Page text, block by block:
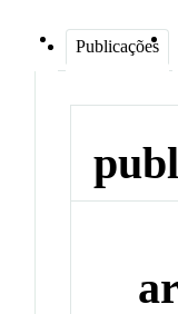
Publicações